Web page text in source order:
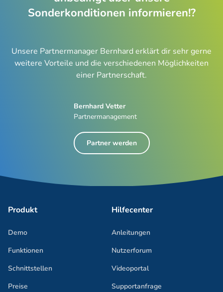
Sonderkonditionen informieren!?
Unsere Partnermanager Bernhard erklärt dir sehr gerne
weitere Vorteile und die verschiedenen Möglichkeiten
einer Partnerschaft.
Bernhard Vetter
Partnermanagement
Partner werden
Produkt
Demo
Funktionen
Schnittstellen
Preise
Hilfecenter
Anleitungen
Nutzerforum
Videoportal
Supportanfrage